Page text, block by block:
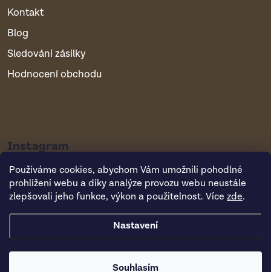
Používáme cookies, abychom Vám umožnili pohodlné
prohlížení webu a díky analýze provozu webu neustále
zlepšovali jeho funkce, výkon a použitelnost. Více zde.
Nastavení
Souhlasím
Kontakt
Blog
Sledování zásilky
Hodnocení obchodu
Instagram
Copyright 2026Vsepropejska.cz. Všechna práva vyhrazena.